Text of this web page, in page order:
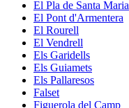
El Pla de Santa Maria
El Pont d'Armentera
El Rourell
El Vendrell
Els Garidells
Els Guiamets
Els Pallaresos
Falset
Figuerola del Camp